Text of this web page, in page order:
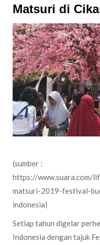
Matsuri di
(sumber :
https://www.suara.com/
matsuri-2019-festival-
indonesia)
Setiap tahun digelar
Indonesia dengan tajuk